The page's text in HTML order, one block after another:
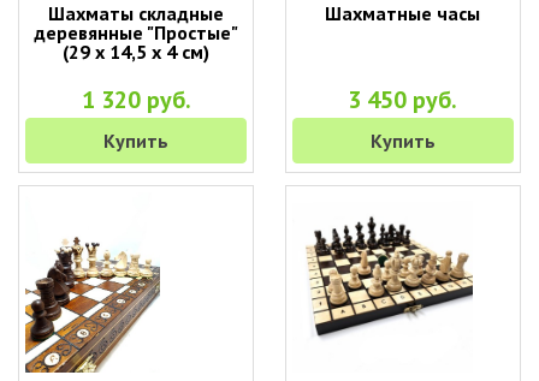
Шахматы складные
деревянные "Простые"
(29 х 14,5 х 4 см)
1 320 руб.
Купить
Шахматные часы
3 450 руб.
Купить